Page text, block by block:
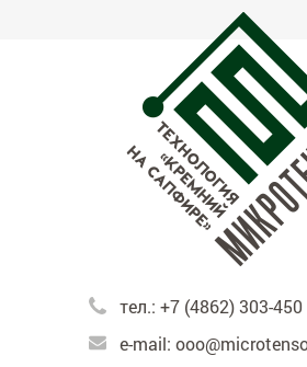
тел.: +7 (4862) 303-450
e-mail: